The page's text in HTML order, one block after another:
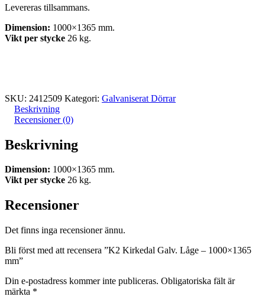
Levereras tillsammans.
Dimension: 1000×1365 mm.
Vikt per stycke 26 kg.
SKU: 2412509 Kategori: Galvaniserat Dörrar
Beskrivning
Recensioner (0)
Beskrivning
Dimension: 1000×1365 mm.
Vikt per stycke 26 kg.
Recensioner
Det finns inga recensioner ännu.
Bli först med att recensera ”K2 Kirkedal Galv. Låge – 1000×1365
mm”
Din e-postadress kommer inte publiceras. Obligatoriska fält är
märkta *